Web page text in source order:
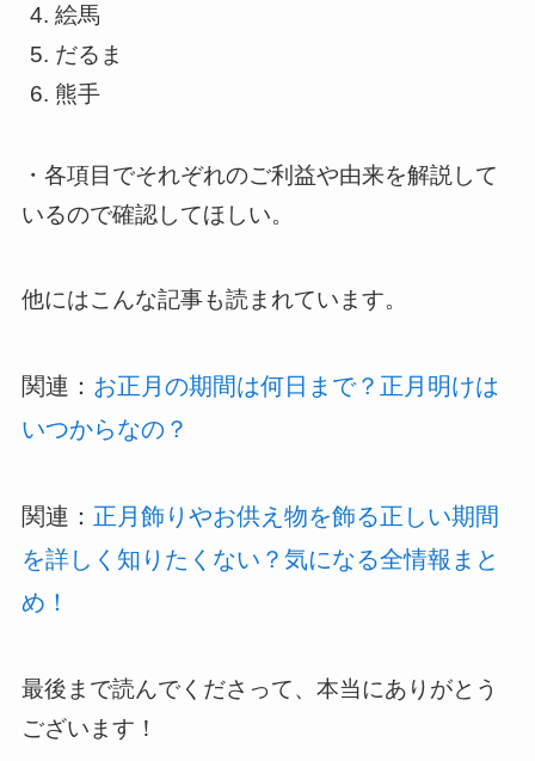
絵馬
だるま
熊手
・各項目でそれぞれのご利益や由来を解説して
いるので確認してほしい。
他にはこんな記事も読まれています。
関連： お正月の期間は何日まで？正月明けは
いつからなの？
関連： 正月飾りやお供え物を飾る正しい期間
を詳しく知りたくない？気になる全情報まと
め！
最後まで読んでくださって、本当にありがとう
ございます！